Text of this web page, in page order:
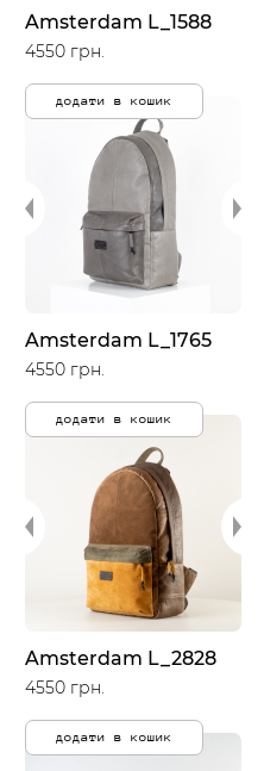
Amsterdam L_1588
4550 грн.
додати в кошик
Amsterdam L_1765
4550 грн.
додати в кошик
Amsterdam L_2828
4550 грн.
додати в кошик